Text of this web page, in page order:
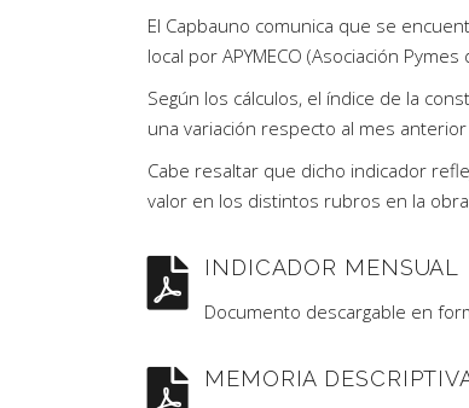
El Capbauno comunica que se
local por APYMECO (Asociación
Según los cálculos, el índice de la
una variación respecto al mes
Cabe resaltar que dicho indicador
valor en los distintos rubros en la obra
INDICADOR MENSUAL
Documento descargable en
MEMORIA